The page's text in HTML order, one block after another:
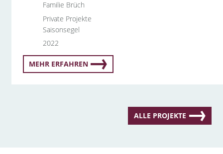
Familie Brüch
Private Projekte
Saisonsegel
2022
MEHR ERFAHREN
ALLE PROJEKTE